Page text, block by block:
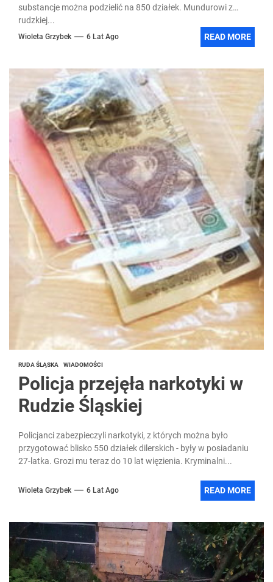
substancje można podzielić na 850 działek. Mundurowi z
rudzkiej...
Wioleta Grzybek 6 Lat Ago READ MORE
RUDA ŚLĄSKA WIADOMOŚCI
Policja przejęła narkotyki w
Rudzie Śląskiej
Policjanci zabezpieczyli narkotyki, z których można było
przygotować blisko 550 działek dilerskich - były w posiadaniu
27-latka. Grozi mu teraz do 10 lat więzienia. Kryminalni...
Wioleta Grzybek 6 Lat Ago READ MORE